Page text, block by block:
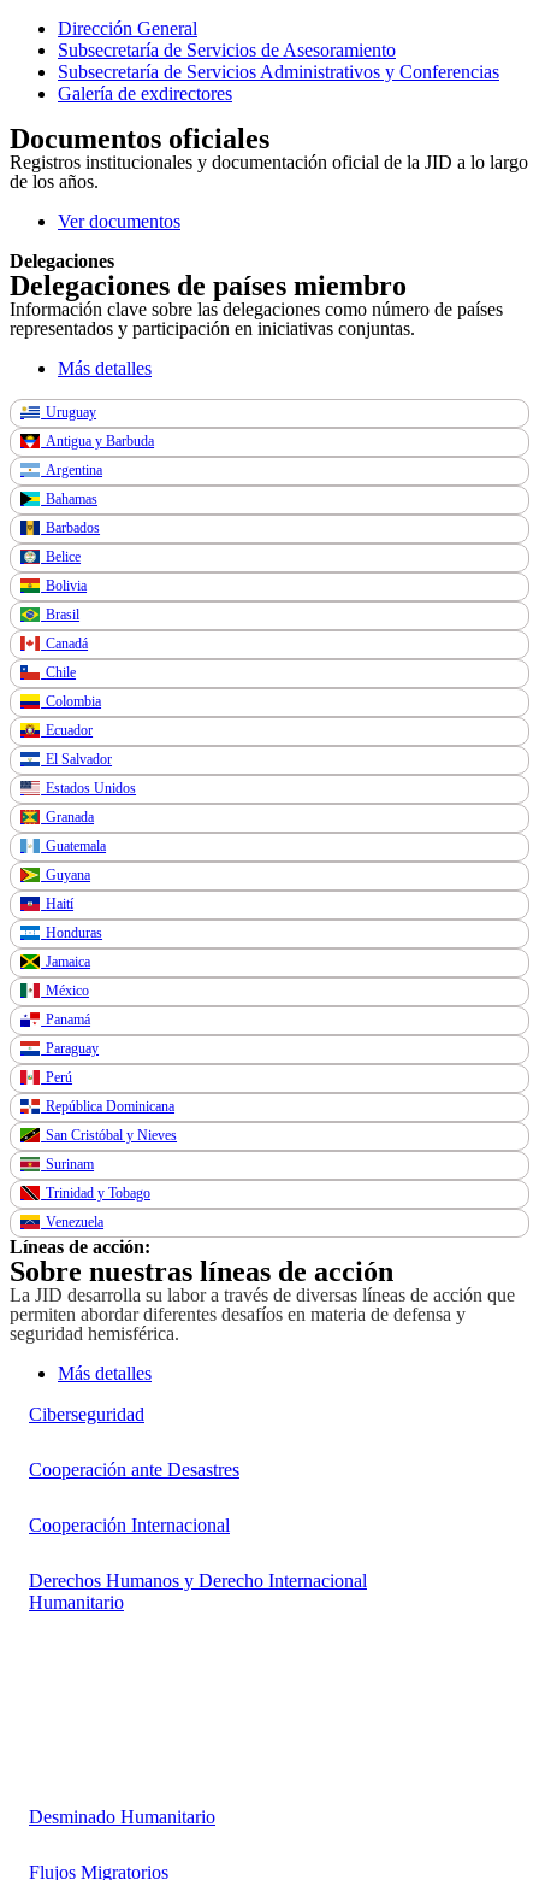
Dirección General
Subsecretaría de Servicios de Asesoramiento
Subsecretaría de Servicios Administrativos y Conferencias
Galería de exdirectores
Documentos oficiales
Registros institucionales y documentación oficial de la JID a lo largo
de los años.
Ver documentos
Delegaciones
Delegaciones de países miembro
Información clave sobre las delegaciones como número de países
representados y participación en iniciativas conjuntas.
Más detalles
Uruguay
Antigua y Barbuda
Argentina
Bahamas
Barbados
Belice
Bolivia
Brasil
Canadá
Chile
Colombia
Ecuador
El Salvador
Estados Unidos
Granada
Guatemala
Guyana
Haití
Honduras
Jamaica
México
Panamá
Paraguay
Perú
República Dominicana
San Cristóbal y Nieves
Surinam
Trinidad y Tobago
Venezuela
Líneas de acción:
Sobre nuestras líneas de acción
La JID desarrolla su labor a través de diversas líneas de acción que
permiten abordar diferentes desafíos en materia de defensa y
seguridad hemisférica.
Más detalles
Ciberseguridad
Cooperación ante Desastres
Cooperación Internacional
Derechos Humanos y Derecho Internacional
Humanitario
Desminado Humanitario
Flujos Migratorios